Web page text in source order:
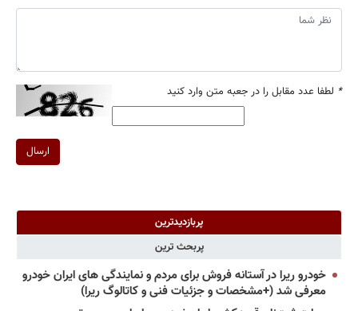
* لطفا عدد مقابل را در جعبه متن وارد کنید
ارسال
پربازدیدترین
پربحث ترین
خودرو ریرا در آستانه فروش برای مردم و نمایندگی های ایران خودرو
معرفی شد (+مشخصات و جزئیات فنی و کاتالوگ ریرا)